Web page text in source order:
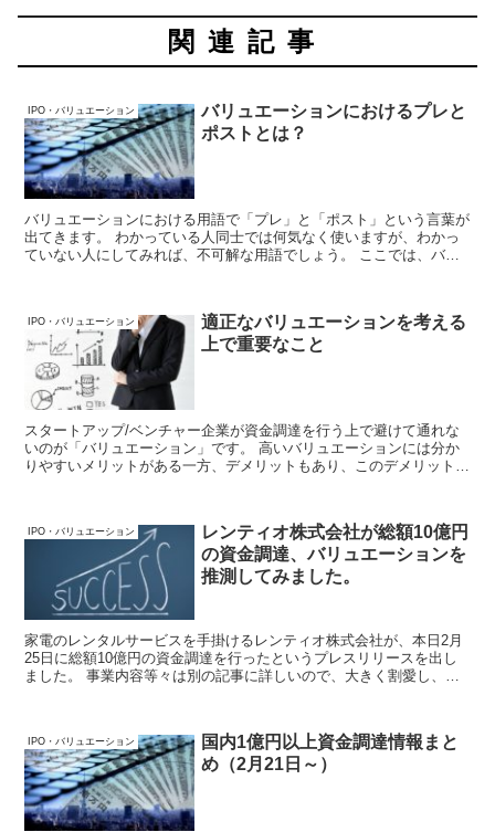
関連記事
IPO・バリュエーション
バリュエーションにおけるプレと
ポストとは？
バリュエーションにおける用語で「プレ」と「ポスト」という言葉が
出てきます。 わかっている人同士では何気なく使いますが、わかっ
ていない人にしてみれば、不可解な用語でしょう。 ここでは、バリ
IPO・バリュエーション
適正なバリュエーションを考える
上で重要なこと
スタートアップ/ベンチャー企業が資金調達を行う上で避けて通れな
いのが「バリュエーション」です。 高いバリュエーションには分か
りやすいメリットがある一方、デメリットもあり、このデメリットは
IPO・バリュエーション
レンティオ株式会社が総額10億円
の資金調達、バリュエーションを
推測してみました。
家電のレンタルサービスを手掛けるレンティオ株式会社が、本日2月
25日に総額10億円の資金調達を行ったというプレスリリースを出し
ました。 事業内容等々は別の記事に詳しいので、大きく割愛し、概
IPO・バリュエーション
国内1億円以上資金調達情報まと
め（2月21日～）